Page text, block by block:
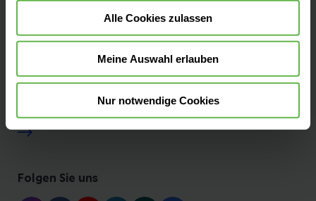
Alle Cookies zulassen
Meine Auswahl erlauben
Nur notwendige Cookies
Presse und Aktuelles
Folgen Sie uns